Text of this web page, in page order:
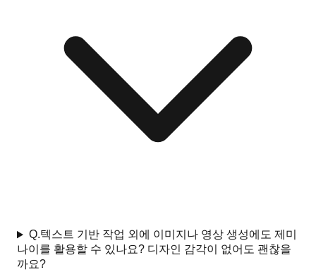
Q.텍스트 기반 작업 외에 이미지나 영상 생성에도 제미
나이를 활용할 수 있나요? 디자인 감각이 없어도 괜찮을
까요?